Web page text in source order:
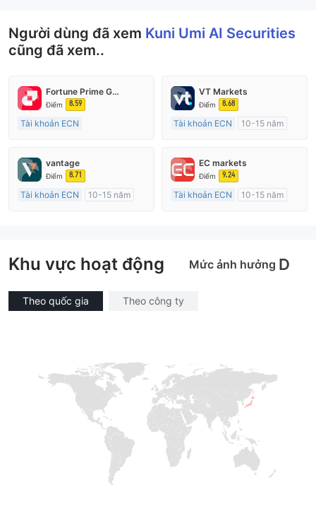
Người dùng đã xem Kuni Umi AI Securities
cũng đã xem..
Fortune Prime Global
Điểm 8.59
Tài khoản ECN
Đăng ký tại Nước Úc
MT4 Chính thức
VT Markets
Điểm 8.68
Tài khoản ECN
10-15 năm
MT4 Chính thức
vantage
Điểm 8.71
Tài khoản ECN
10-15 năm
EC markets
Điểm 9.24
Tài khoản ECN
10-15 năm
Khu vực hoạt động Mức ảnh hưởng D
Theo quốc gia Theo công ty